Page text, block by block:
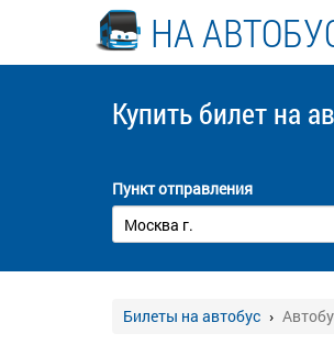
НА
Купить билет на
Пункт отправления
Билеты на автобус